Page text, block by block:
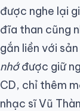
được nghe lại
đĩa than cũng
gắn liền với
nhớđược giữ
CD, chỉ thêm
nhạc sĩ Vũ